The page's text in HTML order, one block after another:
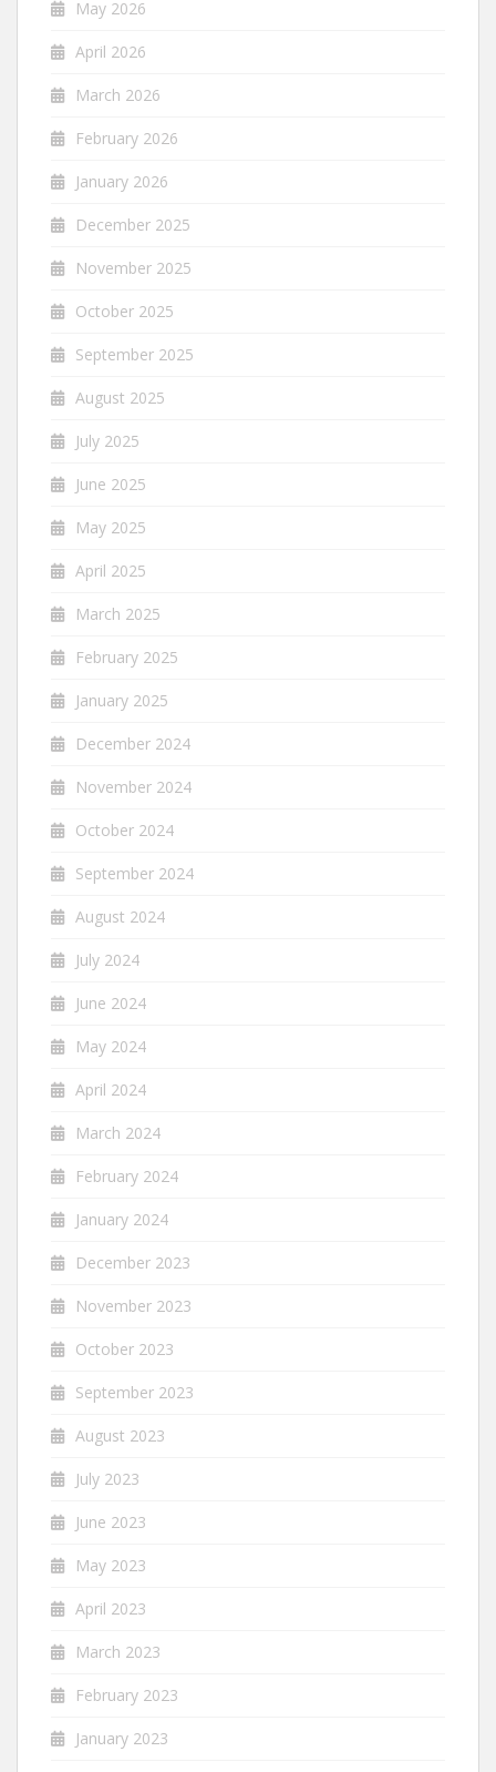
May 2026
April 2026
March 2026
February 2026
January 2026
December 2025
November 2025
October 2025
September 2025
August 2025
July 2025
June 2025
May 2025
April 2025
March 2025
February 2025
January 2025
December 2024
November 2024
October 2024
September 2024
August 2024
July 2024
June 2024
May 2024
April 2024
March 2024
February 2024
January 2024
December 2023
November 2023
October 2023
September 2023
August 2023
July 2023
June 2023
May 2023
April 2023
March 2023
February 2023
January 2023